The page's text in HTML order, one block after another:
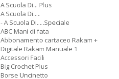
A Scuola Di... Plus
A Scuola Di.....
- A Scuola Di.....Speciale
ABC Mani di fata
Abbonamento cartaceo Rakam +
Digitale Rakam Manuale 1
Accessori Facili
Big Crochet Plus
Borse Uncinetto